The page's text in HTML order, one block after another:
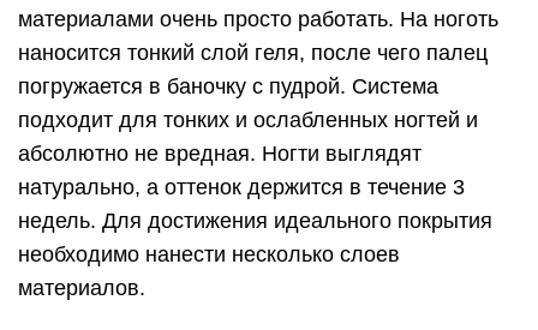
материалами очень просто работать. На ноготь
наносится тонкий слой геля, после чего палец
погружается в баночку с пудрой. Система
подходит для тонких и ослабленных ногтей и
абсолютно не вредная. Ногти выглядят
натурально, а оттенок держится в течение 3
недель. Для достижения идеального покрытия
необходимо нанести несколько слоев
материалов.